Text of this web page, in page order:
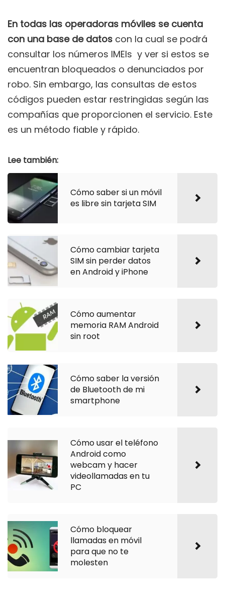
En todas las operadoras móviles se cuenta
con una base de datos con la cual se podrá
consultar los números IMEIs y ver si estos se
encuentran bloqueados o denunciados por
robo. Sin embargo, las consultas de estos
códigos pueden estar restringidas según las
compañías que proporcionen el servicio. Este
es un método fiable y rápido.
Lee también:
Cómo saber si un móvil
es libre sin tarjeta SIM
Cómo cambiar tarjeta
SIM sin perder datos
en Android y iPhone
Cómo aumentar
memoria RAM Android
sin root
Cómo saber la versión
de Bluetooth de mi
smartphone
Cómo usar el teléfono
Android como
webcam y hacer
videollamadas en tu
PC
Cómo bloquear
llamadas en móvil
para que no te
molesten